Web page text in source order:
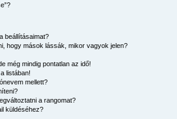
beállításaimat?
hogy mások lássák, mikor vagyok jelen?
még mindig pontatlan az idő!
listában!
mellett?
a rangomat?
küldéséhez?